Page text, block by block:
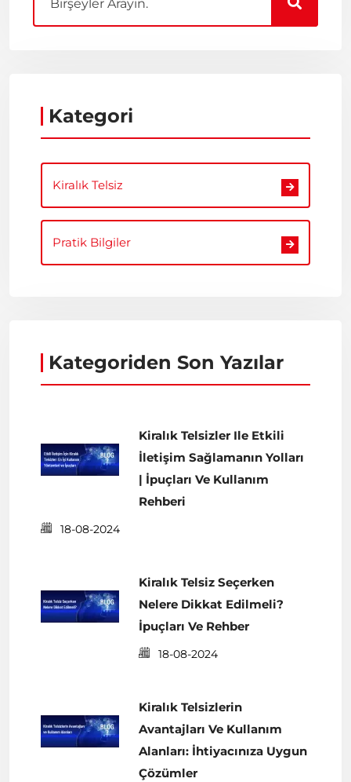
Kategori
Kiralık Telsiz
Pratik Bilgiler
Kategoriden Son Yazılar
Kiralık Telsizler Ile Etkili
İletişim Sağlamanın Yolları
| İpuçları Ve Kullanım
Rehberi
18-08-2024
Kiralık Telsiz Seçerken
Nelere Dikkat Edilmeli?
İpuçları Ve Rehber
18-08-2024
Kiralık Telsizlerin
Avantajları Ve Kullanım
Alanları: İhtiyacınıza Uygun
Çözümler